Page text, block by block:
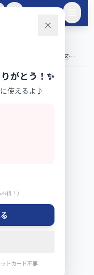
8年度版】6段階所得区
まで
がとう！✨
使えるよ♪
得！）
トカード不要